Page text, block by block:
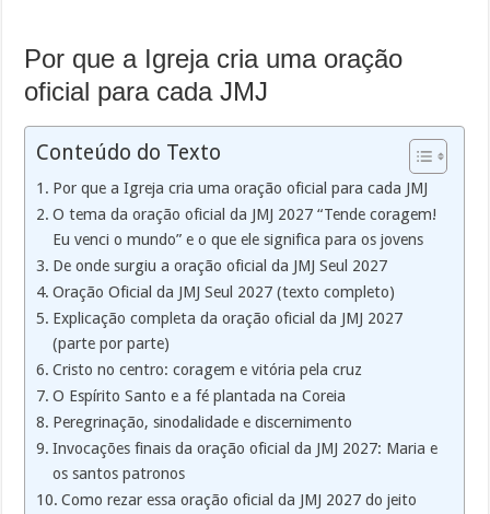
Por que a Igreja cria uma oração
oficial para cada JMJ
Conteúdo do Texto
Por que a Igreja cria uma oração oficial para cada JMJ
O tema da oração oficial da JMJ 2027 “Tende coragem!
Eu venci o mundo” e o que ele significa para os jovens
De onde surgiu a oração oficial da JMJ Seul 2027
Oração Oficial da JMJ Seul 2027 (texto completo)
Explicação completa da oração oficial da JMJ 2027
(parte por parte)
Cristo no centro: coragem e vitória pela cruz
O Espírito Santo e a fé plantada na Coreia
Peregrinação, sinodalidade e discernimento
Invocações finais da oração oficial da JMJ 2027: Maria e
os santos patronos
Como rezar essa oração oficial da JMJ 2027 do jeito